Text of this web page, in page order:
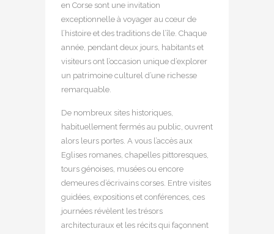
en Corse sont une invitation
exceptionnelle à voyager au cœur de
l’histoire et des traditions de l’île. Chaque
année, pendant deux jours, habitants et
visiteurs ont l’occasion unique d’explorer
un patrimoine culturel d’une richesse
remarquable.
De nombreux sites historiques,
habituellement fermés au public, ouvrent
alors leurs portes. A vous l’accès aux
Eglises romanes, chapelles pittoresques,
tours génoises, musées ou encore
demeures d’écrivains corses. Entre visites
guidées, expositions et conférences, ces
journées révèlent les trésors
architecturaux et les récits qui façonnent